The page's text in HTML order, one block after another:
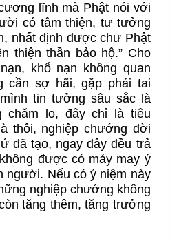
lĩnh mà Phật nói với
có tâm thiện, tư tưởng
nhất định được chư Phật
thiện thần bảo hộ.” Cho
khổ nạn không quan
cần sợ hãi, gặp phải tai
tin tưởng sâu sắc là
chăm lo, đây chỉ là tiêu
thôi, nghiệp chướng đời
đã tạo, ngay đây đều trả
được có mảy may ý
người. Nếu có ý niệm này
nghiệp chướng không
tăng thêm, tăng trưởng